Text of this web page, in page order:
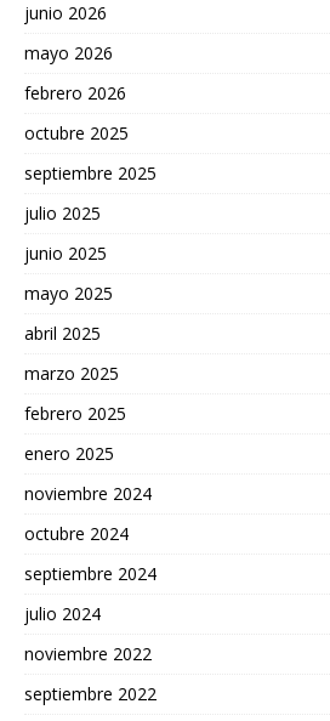
junio 2026
mayo 2026
febrero 2026
octubre 2025
septiembre 2025
julio 2025
junio 2025
mayo 2025
abril 2025
marzo 2025
febrero 2025
enero 2025
noviembre 2024
octubre 2024
septiembre 2024
julio 2024
noviembre 2022
septiembre 2022